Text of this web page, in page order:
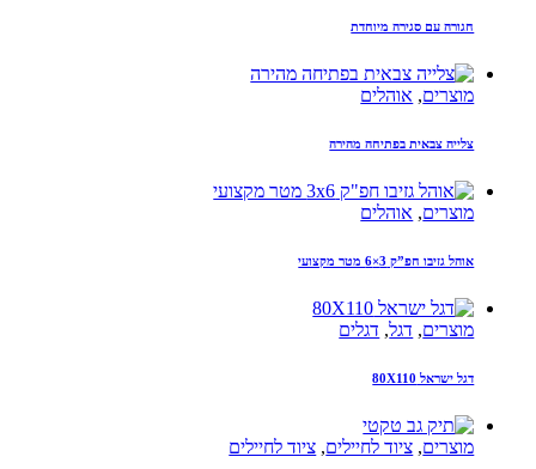
חגורה עם סגירה מיוחדת
מוצרים, אוהלים
צלייה צבאית בפתיחה מהירה
מוצרים, אוהלים
אוהל גזיבו חפ”ק 3×6 מטר מקצועי
מוצרים, דגל, דגלים
דגל ישראל 80X110
מוצרים, ציוד לחיילים, ציוד לחיילים